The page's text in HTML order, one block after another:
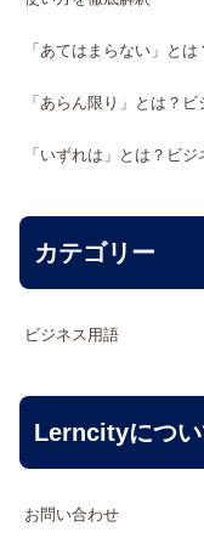
「あてはまらない」と
「あらん限り」とは？
「いずれは」とは？ビ
カテゴリー
ビジネス用語
Lerncityにつ
お問い合わせ